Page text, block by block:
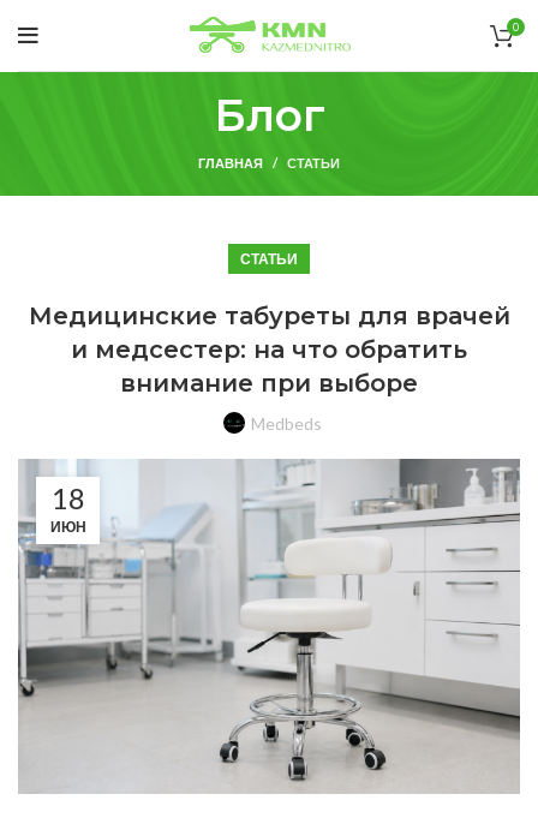
0
Блог
ГЛАВНАЯ СТАТЬИ
СТАТЬИ
Медицинские табуреты для врачей
и медсестер: на что обратить
внимание при выборе
Medbeds
18
ИЮН